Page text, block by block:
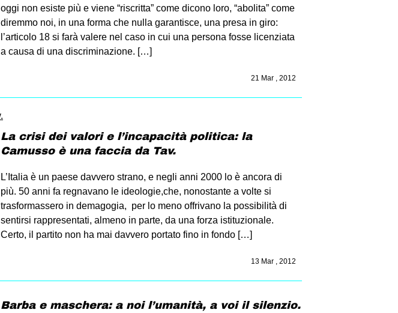
oggi non esiste più e viene “riscritta” come dicono loro, “abolita” come
diremmo noi, in una forma che nulla garantisce, una presa in giro:
l’articolo 18 si farà valere nel caso in cui una persona fosse licenziata
a causa di una discriminazione. […]
21 Mar , 2012
La crisi dei valori e l’incapacità politica: la
Camusso è una faccia da Tav.
L’Italia è un paese davvero strano, e negli anni 2000 lo è ancora di
più. 50 anni fa regnavano le ideologie,che, nonostante a volte si
trasformassero in demagogia, per lo meno offrivano la possibilità di
sentirsi rappresentati, almeno in parte, da una forza istituzionale.
Certo, il partito non ha mai davvero portato fino in fondo […]
13 Mar , 2012
Barba e maschera: a noi l’umanità, a voi il silenzio.